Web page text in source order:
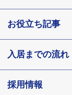
埼玉県
北海道
長野県
会社概要
有料老人ホ
イリーゼが選
お役立ち記事
知っておき
介護用語を
入居までの流れ
採用情報